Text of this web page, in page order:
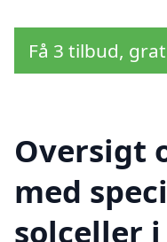
Få 3 tilbud,
Oversigt
med
solceller